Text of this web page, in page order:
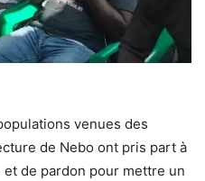
venues des
de Nebo ont pris part à
de pardon pour mettre un